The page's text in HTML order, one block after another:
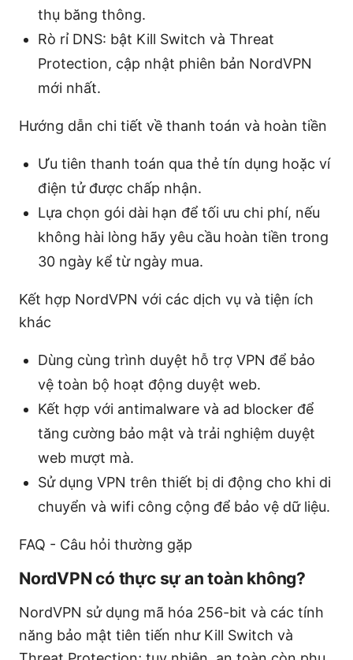
thụ băng thông.
Rò rỉ DNS: bật Kill Switch và Threat
Protection, cập nhật phiên bản NordVPN
mới nhất.
Hướng dẫn chi tiết về thanh toán và hoàn tiền
Ưu tiên thanh toán qua thẻ tín dụng hoặc ví
điện tử được chấp nhận.
Lựa chọn gói dài hạn để tối ưu chi phí, nếu
không hài lòng hãy yêu cầu hoàn tiền trong
30 ngày kể từ ngày mua.
Kết hợp NordVPN với các dịch vụ và tiện ích
khác
Dùng cùng trình duyệt hỗ trợ VPN để bảo
vệ toàn bộ hoạt động duyệt web.
Kết hợp với antimalware và ad blocker để
tăng cường bảo mật và trải nghiệm duyệt
web mượt mà.
Sử dụng VPN trên thiết bị di động cho khi di
chuyển và wifi công cộng để bảo vệ dữ liệu.
FAQ - Câu hỏi thường gặp
NordVPN có thực sự an toàn không?
NordVPN sử dụng mã hóa 256-bit và các tính
năng bảo mật tiên tiến như Kill Switch và